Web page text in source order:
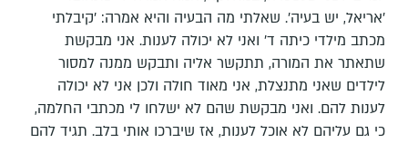
'אריאל, יש בעיה'. שאלתי מה הבעיה והיא אמרה: 'קיבלתי
מכתב מילדי כיתה ד' ואני לא יכולה לענות. אני מבקשת
שתאתר את המורה, תתקשר אליה ותבקש ממנה למסור
לילדים שאני מתנצלת, אני מאוד חולה ולכן אני לא יכולה
לענות להם. ואני מבקשת שהם לא ישלחו לי מכתבי החלמה,
כי גם עליהם לא אוכל לענות, אז שיברכו אותי בלב. תגיד להם